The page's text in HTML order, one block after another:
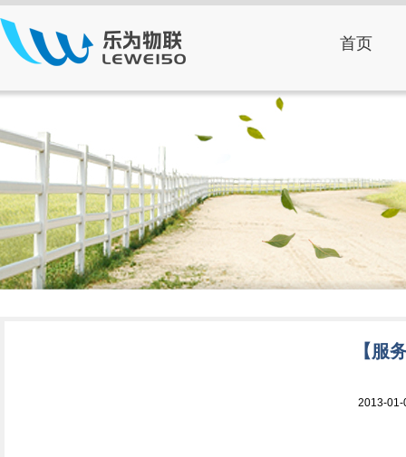
首页
【服
2013-01-